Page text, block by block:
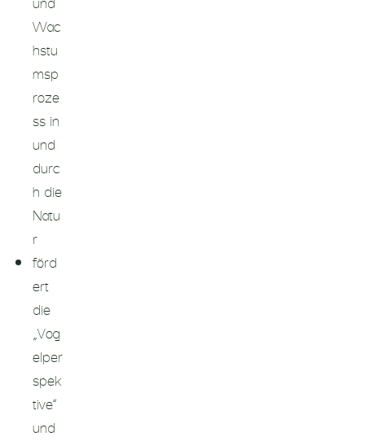
Wac
hstu
msp
roze
ss in
und
durc
h die
Natu
r
förd
ert
die
„Vog
elper
spek
tive“
und